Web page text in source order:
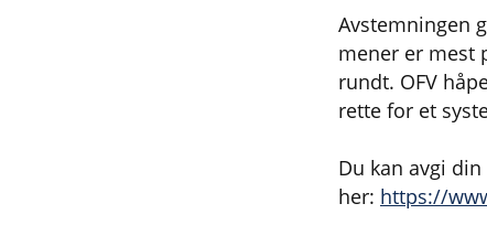
Avstemningen
mener er mest
rundt. OFV
rette for et
Du kan avgi
her: https://